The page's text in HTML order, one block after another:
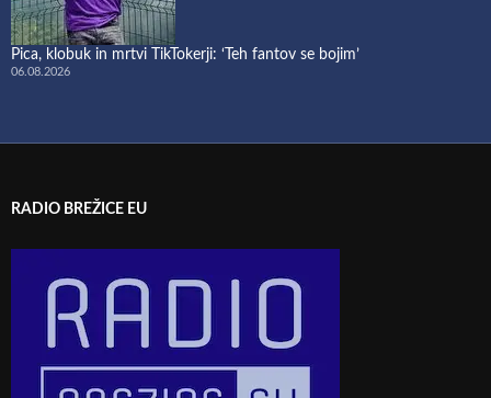
Pica, klobuk in mrtvi TikTokerji: ‘Teh fantov se bojim’
06.08.2026
RADIO BREŽICE EU